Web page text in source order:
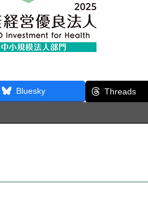
Bluesky Threads